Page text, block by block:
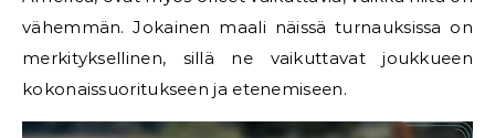
vähemmän. Jokainen maali näissä turnauksissa on
merkityksellinen, sillä ne vaikuttavat joukkueen
kokonaissuoritukseen ja etenemiseen.